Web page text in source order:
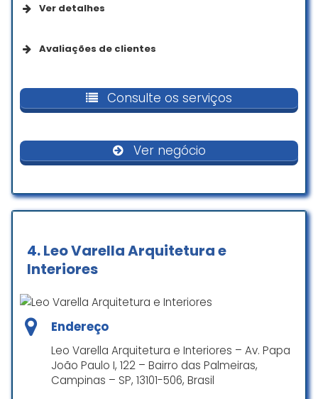
Ver detalhes
empreendedoras
Opções de serviço
Entrada com acessibilidade para pessoas em
Empresa que acolhe a comunidade LGBTQ+
Espaço seguro para pessoas transgênero
Avaliações de clientes
competente, recomendo!
☆ 5/5
Organização muito interessante,
cheio de pessoas com muita
vontade de entregar o melhor
produto possivel!!
Empresa eficiente e bem
organizada!
Consulte os serviços
Ver negócio
4.Leo Varella Arquitetura e
Interiores
Endereço
Leo Varella Arquitetura e Interiores – Av. Papa
João Paulo I, 122 – Bairro das Palmeiras,
Campinas – SP, 13101-506, Brasil